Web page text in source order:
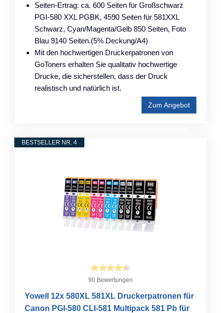
Seiten-Ertrag: ca. 600 Seiten für Großschwarz
PGI-580 XXL PGBK, 4590 Seiten für 581XXL
Schwarz, Cyan/Magenta/Gelb 850 Seiten, Foto
Blau 9140 Seiten.(5% Deckung/A4)
Mit den hochwertigen Druckerpatronen von
GoToners erhalten Sie qualitativ hochwertige
Drucke, die sicherstellen, dass der Druck
realistisch und natürlich ist.
Zum Angebot
BESTSELLER NR. 4
90 Bewertungen
Yowell 12x 580XL 581XL Druckerpatronen für
Canon PGI-580 CLI-581 Multipack 581 Pb für